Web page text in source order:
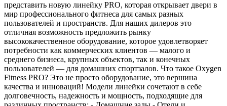
представить новую линейку PRO, которая открывает двери в
мир профессионального фитнеса для самых разных
пользователей и пространств. Для наших дилеров это
отличная возможность предложить рынку
высококачественное оборудование, которое удовлетворяет
потребности как коммерческих клиентов — малого и
среднего бизнеса, крупных объектов, так и конечных
пользователей — для домашних спортзалов. Что такое Oxygen
Fitness PRO? Это не просто оборудование, это вершина
качества и инноваций! Модели линейки сочетают в себе
долговечность, надежность и мощность, подходящие для